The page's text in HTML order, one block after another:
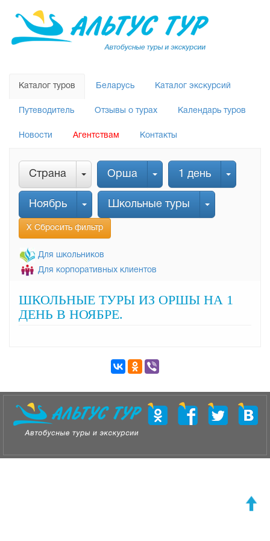
Каталог туров Беларусь Каталог экскурсий
Путеводитель Отзывы о турах Календарь туров
Новости Агентствам Контакты
Страна Орша 1 день
Ноябрь Школьные туры
Х Сбросить фильтр
Для школьников
Для корпоративных клиентов
ШКОЛЬНЫЕ ТУРЫ ИЗ ОРШЫ НА 1
ДЕНЬ В НОЯБРЕ.